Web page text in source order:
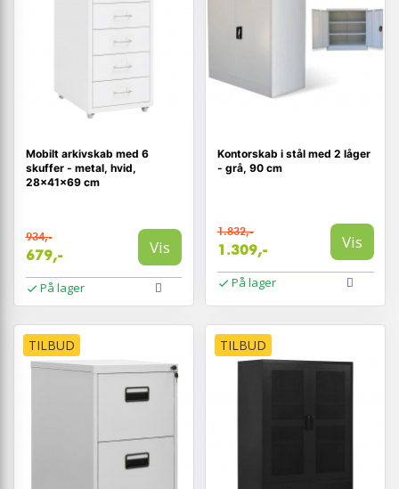
Mobilt arkivskab med 6
skuffer - metal, hvid,
28×41×69 cm
934,-
679,- Vis
På lager
Kontorskab i stål med 2 låger
- grå, 90 cm
1.832,-
1.309,- Vis
På lager
TILBUD TILBUD